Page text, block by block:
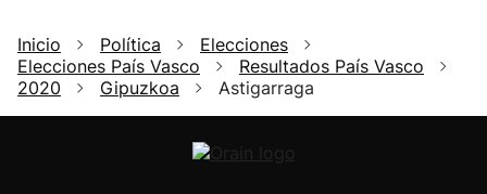
Inicio Política
Elecciones
Elecciones País Vasco
Resultados País Vasco
2020
Gipuzkoa Astigarraga